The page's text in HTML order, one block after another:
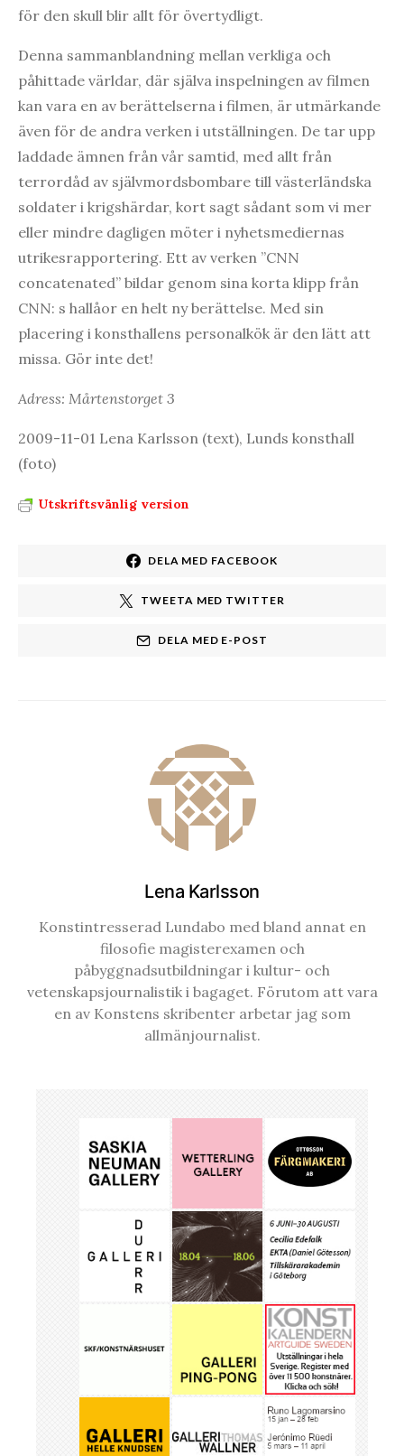
för den skull blir allt för övertydligt.
Denna sammanblandning mellan verkliga och
påhittade världar, där själva inspelningen av filmen
kan vara en av berättelserna i filmen, är utmärkande
även för de andra verken i utställningen. De tar upp
laddade ämnen från vår samtid, med allt från
terrordåd av självmordsbombare till västerländska
soldater i krigshärdar, kort sagt sådant som vi mer
eller mindre dagligen möter i nyhetsmediernas
utrikesrapportering. Ett av verken ”CNN
concatenated” bildar genom sina korta klipp från
CNN: s hallåor en helt ny berättelse. Med sin
placering i konsthallens personalkök är den lätt att
missa. Gör inte det!
Adress: Mårtenstorget 3
2009-11-01 Lena Karlsson (text), Lunds konsthall
(foto)
Utskriftsvänlig version
DELA MED FACEBOOK
TWEETA MED TWITTER
DELA MED E-POST
Lena Karlsson
Konstintresserad Lundabo med bland annat en
filosofie magisterexamen och
påbyggnadsutbildningar i kultur- och
vetenskapsjournalistik i bagaget. Förutom att vara
en av Konstens skribenter arbetar jag som
allmänjournalist.